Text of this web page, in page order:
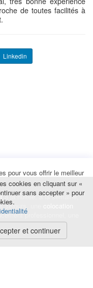
de toutes facilités à
Linkedin
à la nuitée, à la semaine,
séjours, une
professionnel, une
pour vous offrir le meilleur
cookies en cliquant sur «
sans accepter » pour
et continuer